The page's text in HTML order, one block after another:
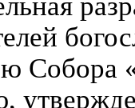
Собора